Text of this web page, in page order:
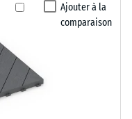
Ajouter à la
comparaison